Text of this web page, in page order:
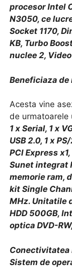
procesor Intel
N3050, ce
Socket 1170,
KB, Turbo
nuclee 2,
Beneficiaza de
Acesta vine
de urmatoarele
1 x Serial, 1 x
USB 2.0, 1 x
PCI Express
Sunet integrat
memorie ram,
kit Single
MHz. Unitatile
HDD 500GB,
optica DVD-
Conectivitatea
Sistem de